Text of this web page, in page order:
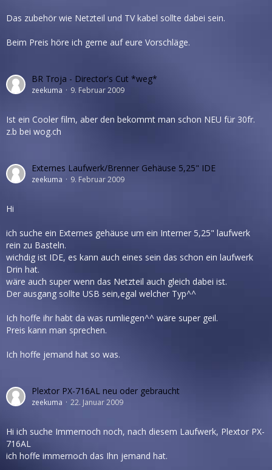
Das zubehör wie Netzteil und TV kabel sollte dabei sein.
Beim Preis höre ich gerne auf eure Vorschläge.
BR Troja - Director's Cut *weg*
zeekuma 9. Februar 2009
Ist ein Cooler film, aber den bekommt man schon NEU für 30fr.
z.b bei wog.ch
Externes Laufwerk/Brenner Gehäuse 5,25" IDE
zeekuma 9. Februar 2009
Hi
ich suche ein Externes gehäuse um ein Interner 5,25" laufwerk
rein zu Basteln.
wichdig ist IDE, es kann auch eines sein das schon ein laufwerk
Drin hat.
wäre auch super wenn das Netzteil auch gleich dabei ist.
Der ausgang sollte USB sein,egal welcher Typ^^
Ich hoffe ihr habt da was rumliegen^^ wäre super geil.
Preis kann man sprechen.
Ich hoffe jemand hat so was.
Plextor PX-716AL neu oder gebraucht
zeekuma 22. Januar 2009
Hi ich suche Immernoch noch, nach diesem Laufwerk, Plextor PX-
716AL
ich hoffe immernoch das Ihn jemand hat.